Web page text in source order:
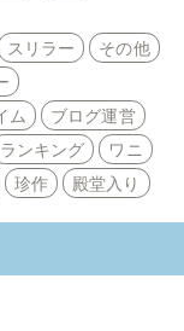
スリラー
その他
ム
ブログ運営
ランキング
ワニ
珍作 殿堂入り